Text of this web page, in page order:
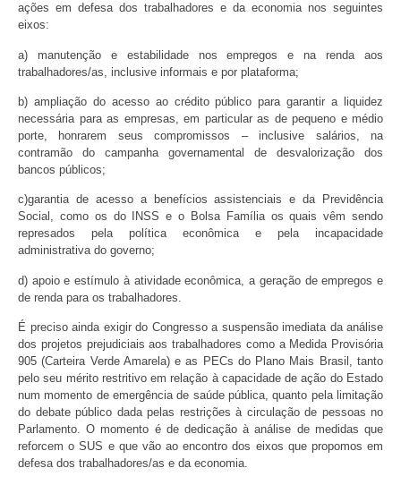
ações em defesa dos trabalhadores e da economia nos seguintes
eixos:
a) manutenção e estabilidade nos empregos e na renda aos
trabalhadores/as, inclusive informais e por plataforma;
b) ampliação do acesso ao crédito público para garantir a liquidez
necessária para as empresas, em particular as de pequeno e médio
porte, honrarem seus compromissos – inclusive salários, na
contramão do campanha governamental de desvalorização dos
bancos públicos;
c)garantia de acesso a benefícios assistenciais e da Previdência
Social, como os do INSS e o Bolsa Família os quais vêm sendo
represados pela política econômica e pela incapacidade
administrativa do governo;
d) apoio e estímulo à atividade econômica, a geração de empregos e
de renda para os trabalhadores.
É preciso ainda exigir do Congresso a suspensão imediata da análise
dos projetos prejudiciais aos trabalhadores como a Medida Provisória
905 (Carteira Verde Amarela) e as PECs do Plano Mais Brasil, tanto
pelo seu mérito restritivo em relação à capacidade de ação do Estado
num momento de emergência de saúde pública, quanto pela limitação
do debate público dada pelas restrições à circulação de pessoas no
Parlamento. O momento é de dedicação à análise de medidas que
reforcem o SUS e que vão ao encontro dos eixos que propomos em
defesa dos trabalhadores/as e da economia.